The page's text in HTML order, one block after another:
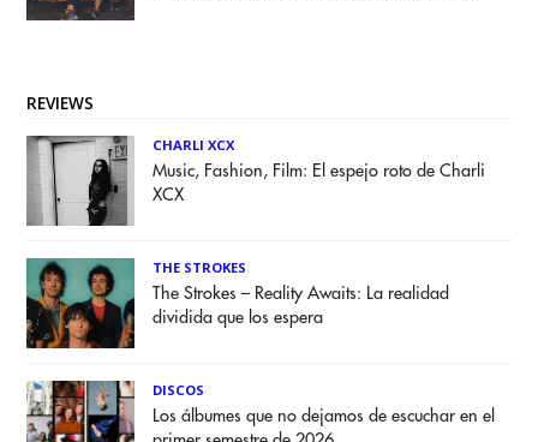
REVIEWS
CHARLI XCX
Music, Fashion, Film: El espejo roto de Charli
XCX
THE STROKES
The Strokes – Reality Awaits: La realidad
dividida que los espera
DISCOS
Los álbumes que no dejamos de escuchar en el